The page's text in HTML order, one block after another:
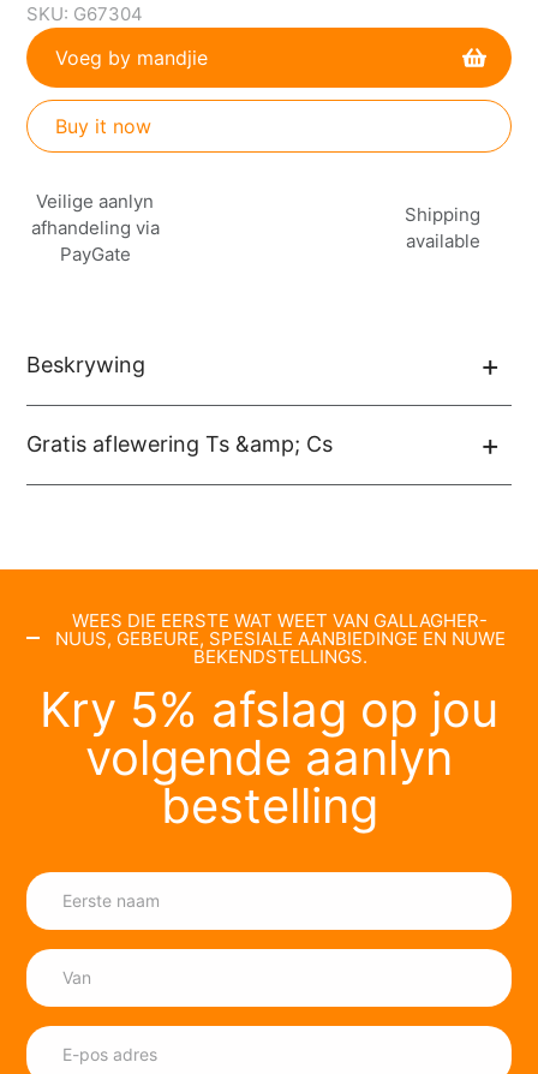
SKU: G67304
Voeg by mandjie
Buy it now
produk
by
Veilige aanlyn
afhandeling via
PayGate
Shipping
available
Beskrywing
Gratis aflewering Ts &amp; Cs
WEES DIE EERSTE WAT WEET VAN GALLAGHER-
NUUS, GEBEURE, SPESIALE AANBIEDINGE EN NUWE
BEKENDSTELLINGS.
Kry 5% afslag op jou
volgende aanlyn
bestelling